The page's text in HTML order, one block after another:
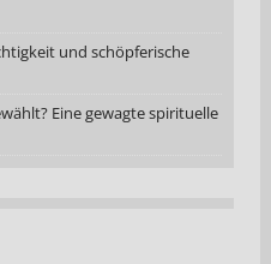
und schöpferische
Eine gewagte spirituelle